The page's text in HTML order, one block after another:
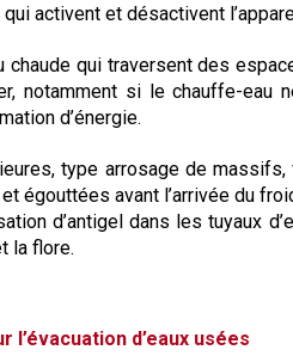
activent et désactivent
chaude qui traversent des
notamment si le chauffe-
d’énergie.
type arrosage de
égouttées avant l’arrivée du
d’antigel dans les tuyaux
la flore.
d’eaux usées